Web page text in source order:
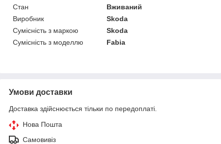
Стан
Вживаний
Виробник
Skoda
Сумісність з маркою
Skoda
Сумісність з моделлю
Fabia
Умови доставки
Доставка здійснюється тільки по передоплаті.
Нова Пошта
Самовивіз